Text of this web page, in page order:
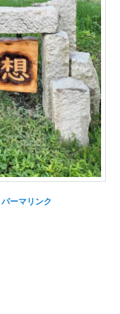
パーマリンク